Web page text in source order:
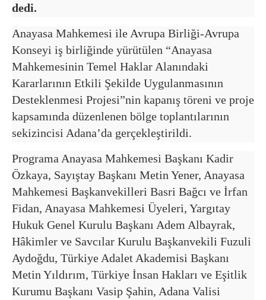
dedi.
Anayasa Mahkemesi ile Avrupa Birliği-Avrupa
Konseyi iş birliğinde yürütülen “Anayasa
Mahkemesinin Temel Haklar Alanındaki
Kararlarının Etkili Şekilde Uygulanmasının
Desteklenmesi Projesi”nin kapanış töreni ve proje
kapsamında düzenlenen bölge toplantılarının
sekizincisi Adana’da gerçekleştirildi.
Programa Anayasa Mahkemesi Başkanı Kadir
Özkaya, Sayıştay Başkanı Metin Yener, Anayasa
Mahkemesi Başkanvekilleri Basri Bağcı ve İrfan
Fidan, Anayasa Mahkemesi Üyeleri, Yargıtay
Hukuk Genel Kurulu Başkanı Adem Albayrak,
Hâkimler ve Savcılar Kurulu Başkanvekili Fuzuli
Aydoğdu, Türkiye Adalet Akademisi Başkanı
Metin Yıldırım, Türkiye İnsan Hakları ve Eşitlik
Kurumu Başkanı Vasip Şahin, Adana Valisi